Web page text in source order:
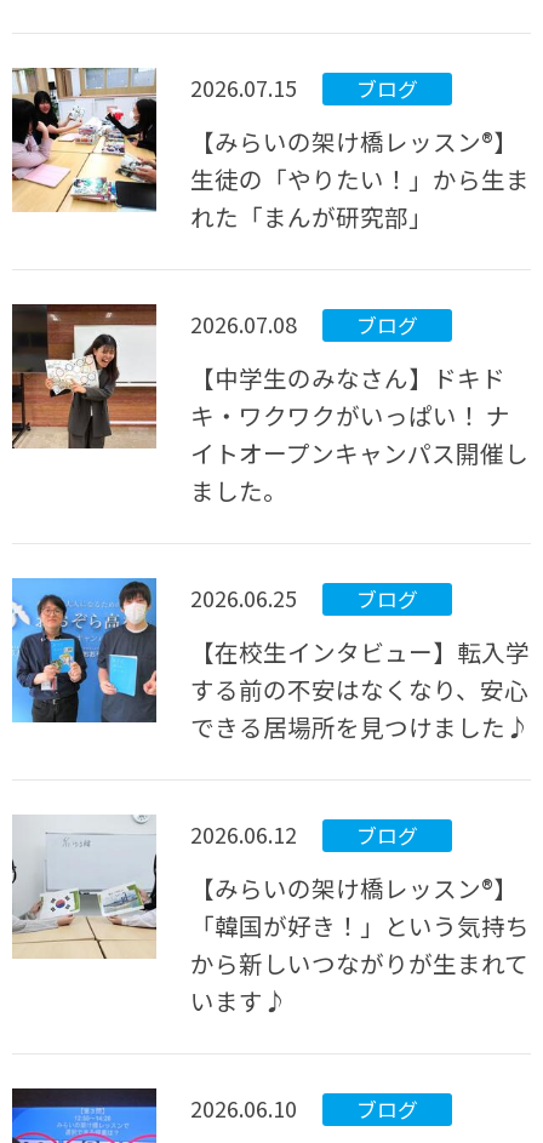
2026.07.15 ブログ
【みらいの架け橋レッスン®】
生徒の「やりたい！」から生ま
れた「まんが研究部」
2026.07.08 ブログ
【中学生のみなさん】ドキド
キ・ワクワクがいっぱい！ ナ
イトオープンキャンパス開催し
ました。
2026.06.25 ブログ
【在校生インタビュー】転入学
する前の不安はなくなり、安心
できる居場所を見つけました♪
2026.06.12 ブログ
【みらいの架け橋レッスン®】
「韓国が好き！」という気持ち
から新しいつながりが生まれて
います♪
2026.06.10 ブログ